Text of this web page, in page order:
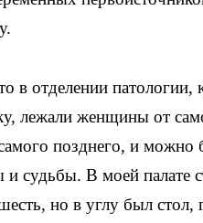
в отделении патологии,
лежали женщины от
позднего, и можно
судьбы. В моей палате
но в углу был стол,